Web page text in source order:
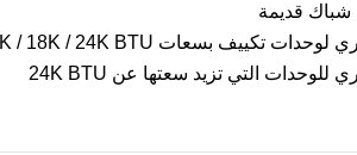
شباك قديمة
لوحدات تكييف بسعات 12 K / 18K / 24K BTU
للوحدات التي تزيد سعتها عن 24 K BTU